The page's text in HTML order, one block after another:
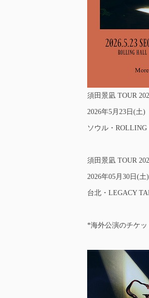
須田景凪 TOUR
2026年5月23日(土)
ソウル・
須田景凪 TOUR
2026年05月30日(土)
台北・LEGACY
*海外公演のチケ